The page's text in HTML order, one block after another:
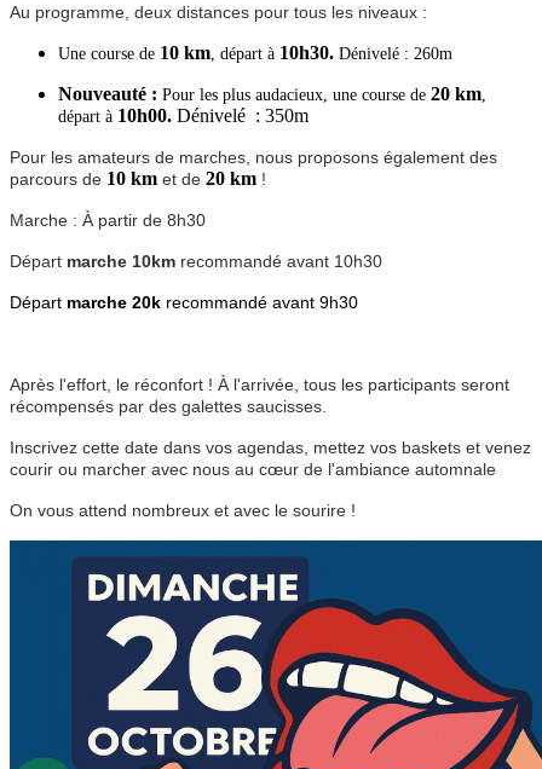
Au programme, deux distances pour tous les niveaux :
Une course de 10 km , départ à 10h30. Dénivelé : 260m
Nouveauté : Pour les plus audacieux, une course de 20 km
départ à 10h00. Dénivelé : 350m
Pour les amateurs de marches, nous proposons également des
parcours de 10 km et de 20 km !
Marche : À partir de 8h30
Départ marche 10km recommandé avant 10h30
Départ marche 20k recommandé avant 9h30
Après l'effort, le réconfort ! À l'arrivée, tous les participants seront
récompensés par des galettes saucisses.
Inscrivez cette date dans vos agendas, mettez vos baskets et venez
courir ou marcher avec nous au cœur de l'ambiance automnale
On vous attend nombreux et avec le sourire !